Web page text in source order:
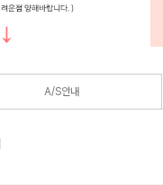
A/S안내